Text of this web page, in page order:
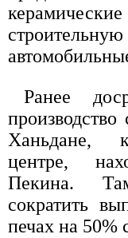
Ранее
Ханьдане,
центре,
Пекина.
сократить
печах на 50%